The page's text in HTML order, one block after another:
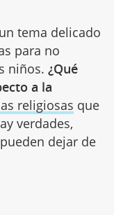
tema delicado
para no
niños. ¿Qué
a la
religiosas que
verdades,
dejar de